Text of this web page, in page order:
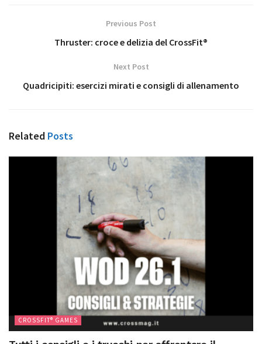
Previous Post
Thruster: croce e delizia del CrossFit®
Next Post
Quadricipiti: esercizi mirati e consigli di allenamento
Related Posts
CROSSFIT® GAMES